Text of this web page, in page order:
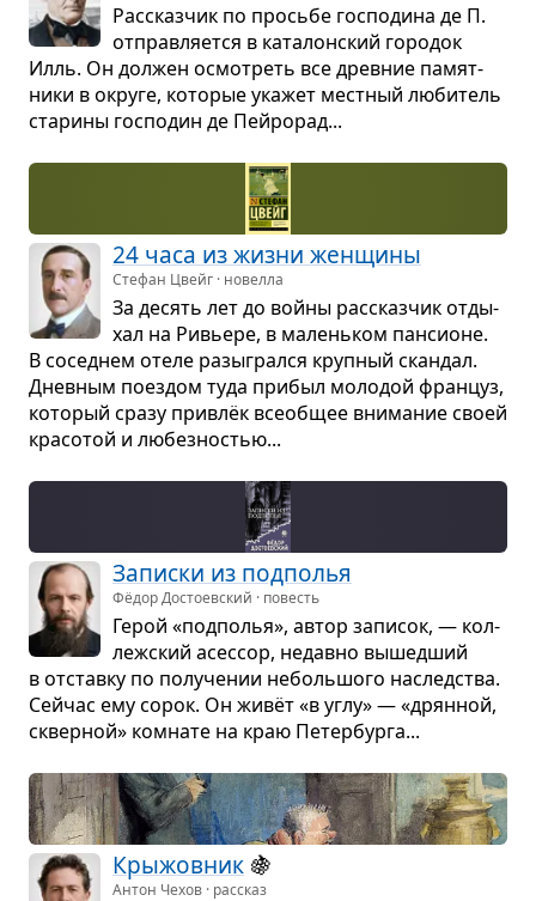
Рас­сказ­чик по просьбе гос­по­дина де П.
отправ­ля­ется в ката­лон­ский горо­док
Илль. Он дол­жен осмот­реть все древ­ние памят­
ники в округе, кото­рые ука­жет мест­ный люби­тель
ста­рины гос­по­дин де Пейро­рад...
24 часа из жизни жен­щины
Стефан Цвейг · новелла
За десять лет до войны рас­сказ­чик отды­
хал на Ривьере, в малень­ком пан­си­оне.
В сосед­нем отеле разы­грался круп­ный скан­дал.
Днев­ным поез­дом туда при­был моло­дой фран­цуз,
кото­рый сразу при­влёк все­об­щее вни­ма­ние своей
кра­со­той и любез­но­стью...
Записки из под­по­лья
Фёдор Достоевский · повесть
Герой «под­по­лья», автор запи­сок, — кол­
леж­ский асес­сор, недавно вышед­ший
в отставку по полу­че­нии неболь­шого наслед­ства.
Сейчас ему сорок. Он живёт «в углу» — «дрян­ной,
сквер­ной» ком­нате на краю Петер­бурга...
Кры­жов­ник 🍇
Антон Чехов · рассказ